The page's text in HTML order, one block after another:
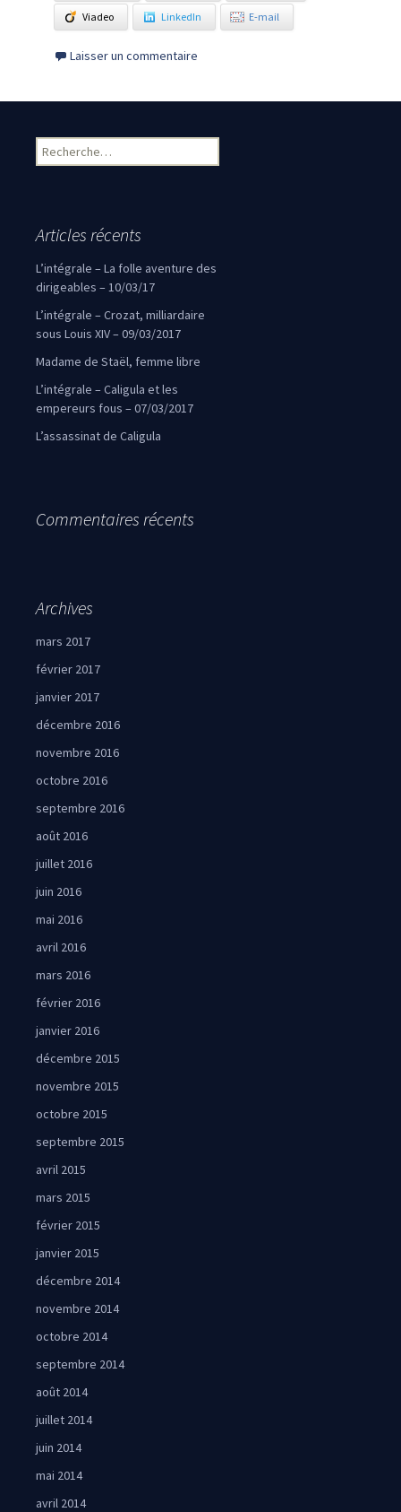
Viadeo LinkedIn E-mail
Laisser un commentaire
Rechercher :
Articles récents
L’intégrale – La folle aventure des
dirigeables – 10/03/17
L’intégrale – Crozat, milliardaire
sous Louis XIV – 09/03/2017
Madame de Staël, femme libre
L’intégrale – Caligula et les
empereurs fous – 07/03/2017
L’assassinat de Caligula
Commentaires récents
Archives
mars 2017
février 2017
janvier 2017
décembre 2016
novembre 2016
octobre 2016
septembre 2016
août 2016
juillet 2016
juin 2016
mai 2016
avril 2016
mars 2016
février 2016
janvier 2016
décembre 2015
novembre 2015
octobre 2015
septembre 2015
avril 2015
mars 2015
février 2015
janvier 2015
décembre 2014
novembre 2014
octobre 2014
septembre 2014
août 2014
juillet 2014
juin 2014
mai 2014
avril 2014